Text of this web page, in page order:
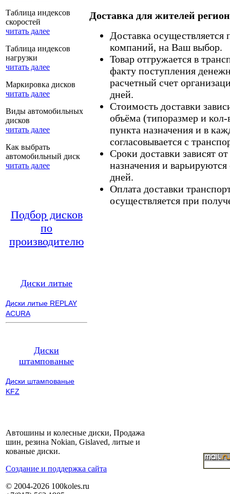
Таблица индексов
скоростей
читать далее
Таблица индексов
нагрузки
читать далее
Маркировка дисков
читать далее
Виды автомобильных
дисков
читать далее
Как выбрать
автомобильный диск
читать далее
Подбор дисков
по
производителю
Диски литые
Диски литые REPLAY
ACURA
Диски
штампованые
Диски штампованые
KFZ
Доставка для жителей
Доставка
компаний, на Ваш выбор.
Товар отгружается в
факту поступления
расчетный счет
дней.
Стоимость доставки
объёма (типоразмер и кол-
пункта назначения и в
согласовывается с
Сроки доставки зависят
назначения и
дней.
Оплата доставки
осуществляется при
Автошины и колесные диски, Продажа
шин, резина Nokian, Gislaved, литые и
кованые диски.
Cоздание и поддержка сайта
© 2004-2026 100koles.ru